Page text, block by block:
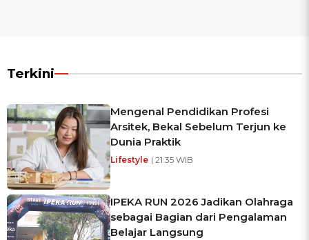
Terkini
Mengenal Pendidikan Profesi
Arsitek, Bekal Sebelum Terjun ke
Dunia Praktik
Lifestyle | 21:35 WIB
IPEKA RUN 2026 Jadikan Olahraga
sebagai Bagian dari Pengalaman
Belajar Langsung